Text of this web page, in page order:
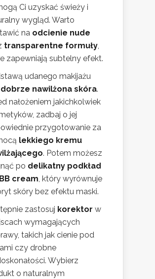
Ci uzyskać świeży i
wygląd. Warto
na odcienie nude
transparentne formuły,
zapewniają subtelny efekt.
udanego makijażu
dobrze nawilżona skóra.
nałożeniem jakichkolwiek
zadbaj o jej
przygotowanie za
lekkiego kremu
. Potem możesz
po delikatny podkład
BB cream, który wyrównuje
skóry bez efektu maski.
zastosuj korektor w
wymagających
takich jak cienie pod
czy drobne
Wybierz
o naturalnym